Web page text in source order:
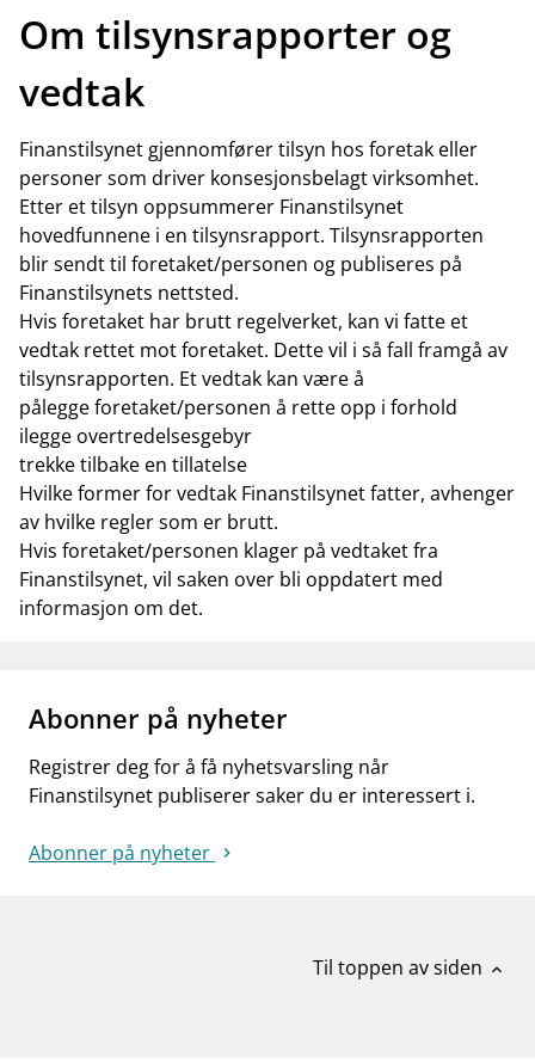
Om tilsynsrapporter og
vedtak
Finanstilsynet gjennomfører tilsyn hos foretak eller
personer som driver konsesjonsbelagt virksomhet.
Etter et tilsyn oppsummerer Finanstilsynet
hovedfunnene i en tilsynsrapport. Tilsynsrapporten
blir sendt til foretaket/personen og publiseres på
Finanstilsynets nettsted.
Hvis foretaket har brutt regelverket, kan vi fatte et
vedtak rettet mot foretaket. Dette vil i så fall framgå av
tilsynsrapporten. Et vedtak kan være å
pålegge foretaket/personen å rette opp i forhold
ilegge overtredelsesgebyr
trekke tilbake en tillatelse
Hvilke former for vedtak Finanstilsynet fatter, avhenger
av hvilke regler som er brutt.
Hvis foretaket/personen klager på vedtaket fra
Finanstilsynet, vil saken over bli oppdatert med
informasjon om det.
Abonner på nyheter
Registrer deg for å få nyhetsvarsling når
Finanstilsynet publiserer saker du er interessert i.
Abonner på nyheter
Til toppen av siden expand_less